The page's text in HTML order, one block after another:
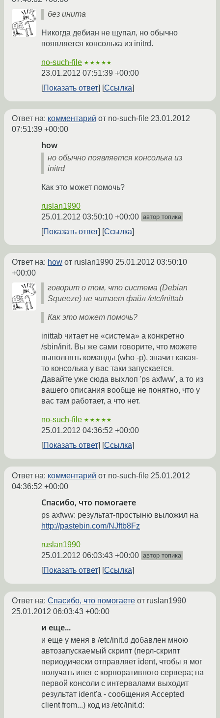
без инита
Никогда дебиан не щупал, но обычно
появляется консолька из initrd.
no-such-file ★★★★★
23.01.2012 07:51:39 +00:00
Показать ответ
Ссылка
Ответ на: комментарий от no-such-file 23.01.2012
07:51:39 +00:00
how
но обычно появляется консолька из
initrd
Как это может помочь?
ruslan1990
25.01.2012 03:50:10 +00:00 автор топика
Показать ответ Ссылка
Ответ на: how от ruslan1990 25.01.2012 03:50:10
+00:00
говорит о том, что система (Debian
Squeeze) не читает файл /etc/inittab
Как это может помочь?
inittab читает не «система» а конкретно
/sbin/init. Вы же сами говорите, что можете
выполнять команды (who -p), значит какая-
то консолька у вас таки запускается.
Давайте уже сюда выхлоп 'ps axfww', а то из
вашего описания вообще не понятно, что у
вас там работает, а что нет.
no-such-file ★★★★★
25.01.2012 04:36:52 +00:00
Показать ответ
Ссылка
Ответ на: комментарий от no-such-file 25.01.2012
04:36:52 +00:00
Спасибо, что помогаете
ps axfww: результат-простыню выложил на
http://pastebin.com/NJftb8Fz
ruslan1990
25.01.2012 06:03:43 +00:00 автор топика
Показать ответ Ссылка
Ответ на: Спасибо, что помогаете от ruslan1990
25.01.2012 06:03:43 +00:00
и еще...
и еще у меня в /etc/init.d добавлен мною
автозапускаемый скрипт (перл-скрипт
периодически отправляет ident, чтобы я мог
получать инет с корпоративного сервера; на
первой консоли с интервалами выходит
результат ident'а - сообщения Accepted
client from...) код из /etc/init.d: